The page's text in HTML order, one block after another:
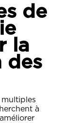
de
la
des
à